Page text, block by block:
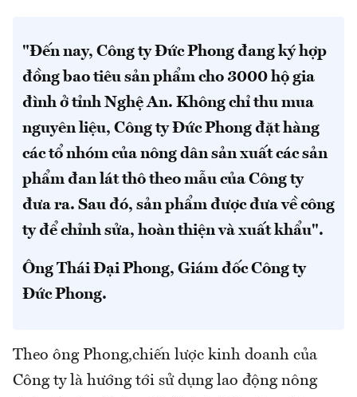
"Đến nay, Công ty Đức Phong đang ký hợp
đồng bao tiêu sản phẩm cho 3000 hộ gia
đình ở tỉnh Nghệ An. Không chỉ thu mua
nguyên liệu, Công ty Đức Phong đặt hàng
các tổ nhóm của nông dân sản xuất các sản
phẩm đan lát thô theo mẫu của Công ty
đưa ra. Sau đó, sản phẩm được đưa về công
ty để chỉnh sửa, hoàn thiện và xuất khẩu".
Ông Thái Đại Phong, Giám đốc Công ty
Đức Phong.
Theo ông Phong,chiến lược kinh doanh của
Công ty là hướng tới sử dụng lao động nông